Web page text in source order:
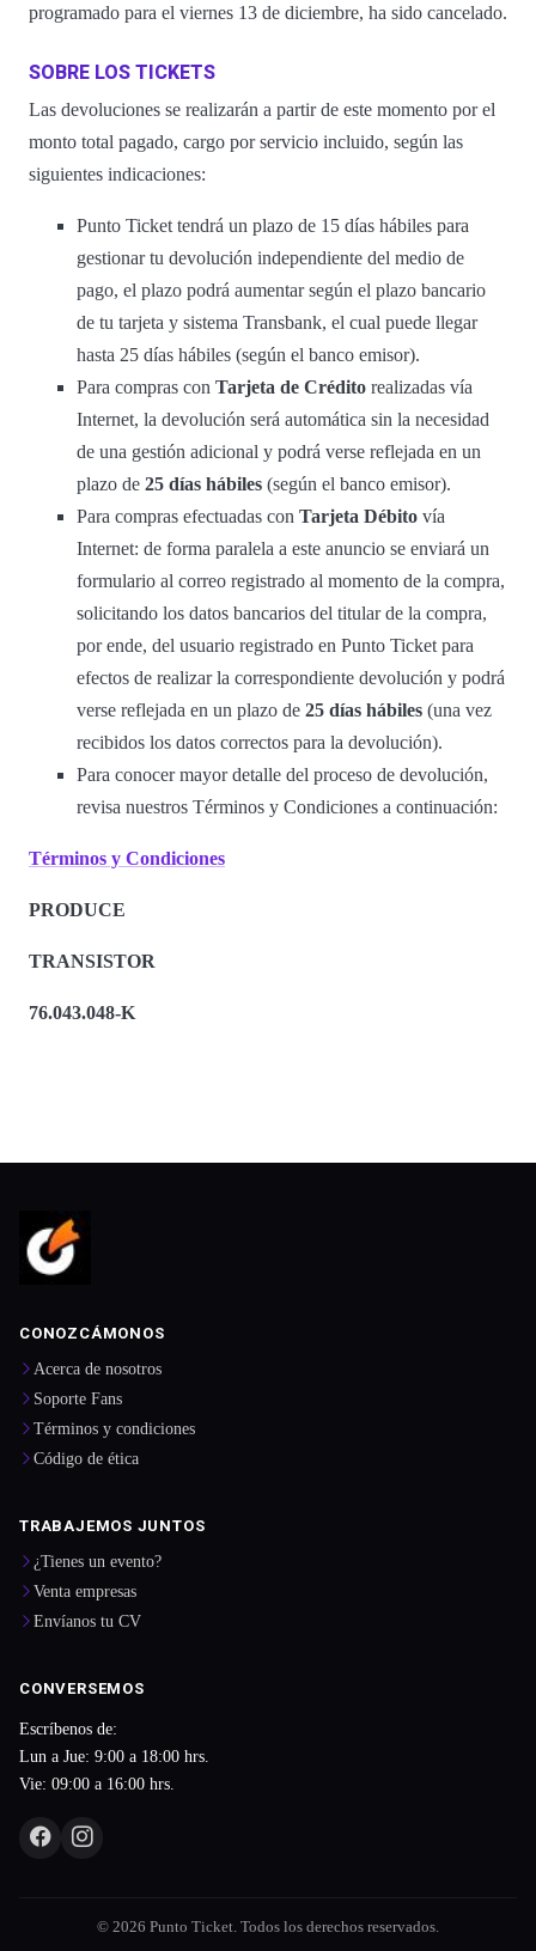
programado para el viernes 13 de diciembre, ha sido cancelado.
SOBRE LOS TICKETS
Las devoluciones se realizarán a partir de este momento por el
monto total pagado, cargo por servicio incluido, según las
siguientes indicaciones:
Punto Ticket tendrá un plazo de 15 días hábiles para
gestionar tu devolución independiente del medio de
pago, el plazo podrá aumentar según el plazo bancario
de tu tarjeta y sistema Transbank, el cual puede llegar
hasta 25 días hábiles (según el banco emisor).
Para compras con Tarjeta de Crédito realizadas vía
Internet, la devolución será automática sin la necesidad
de una gestión adicional y podrá verse reflejada en un
plazo de 25 días hábiles (según el banco emisor).
Para compras efectuadas con Tarjeta Débito vía
Internet: de forma paralela a este anuncio se enviará un
formulario al correo registrado al momento de la compra,
solicitando los datos bancarios del titular de la compra,
por ende, del usuario registrado en Punto Ticket para
efectos de realizar la correspondiente devolución y podrá
verse reflejada en un plazo de 25 días hábiles (una vez
recibidos los datos correctos para la devolución).
Para conocer mayor detalle del proceso de devolución,
revisa nuestros Términos y Condiciones a continuación:
Términos y Condiciones
PRODUCE
TRANSISTOR
76.043.048-K
CONOZCÁMONOS
Acerca de nosotros
Soporte Fans
Términos y condiciones
Código de ética
TRABAJEMOS JUNTOS
¿Tienes un evento?
Venta empresas
Envíanos tu CV
CONVERSEMOS
Escríbenos de:
Lun a Jue: 9:00 a 18:00 hrs.
Vie: 09:00 a 16:00 hrs.
© 2026 Punto Ticket. Todos los derechos reservados.